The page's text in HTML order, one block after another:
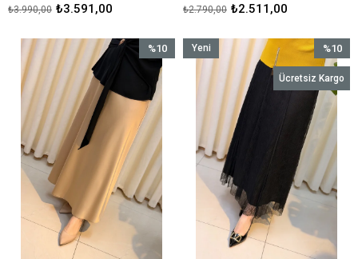
₺3.591,00
₺3.990,00 ₺2.511,00
₺2.790,00
%10
İndirim
%10İndirim
%10
İndirim
Ücretsiz Kargo
Yeni